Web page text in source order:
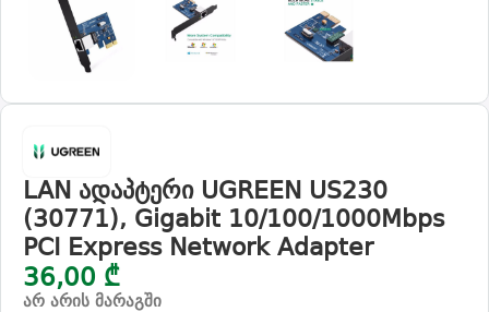
LAN ადაპტერი UGREEN US230
(30771), Gigabit 10/100/1000Mbps
PCI Express Network Adapter
36,00 ₾
არ არის მარაგში